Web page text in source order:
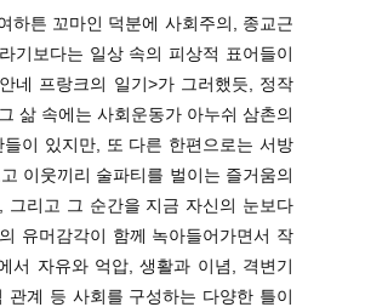
하튼 꼬마인 덕분에 사회주의, 종교근
기보다는 일상 속의 피상적 표어들이
네 프랑크의 일기>가 그러했듯, 정작
삶 속에는 사회운동가 아누쉬 삼촌의
이 있지만, 또 다른 한편으로는 서방
이웃끼리 술파티를 벌이는 즐거움의
그리고 그 순간을 지금 자신의 눈보다
유머감각이 함께 녹아들어가면서 작
서 자유와 억압, 생활과 이념, 격변기
계 등 사회를 구성하는 다양한 틀이